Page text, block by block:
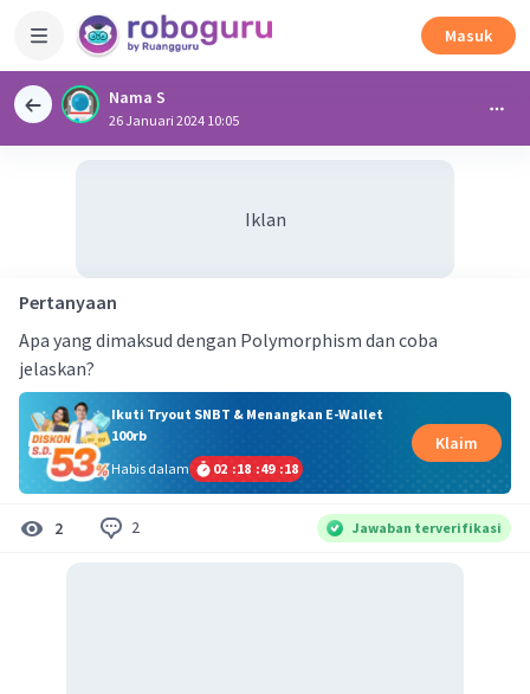
Masuk
Nama S
26 Januari 2024 10:05
Iklan
Pertanyaan
Apa yang dimaksud dengan Polymorphism dan coba
jelaskan?
Ikuti Tryout SNBT & Menangkan E-Wallet
100rb
Habis dalam
02 :18 :49 :17
Klaim
2 2 Jawaban terverifikasi